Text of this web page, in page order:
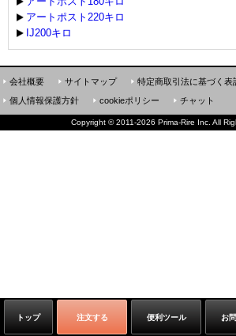
アートポスト220キロ
IJ200キロ
トップ 注文する 便利ツール お
会社概要 サイトマップ 特定商取引法に基づく表
個人情報保護方針
cookieポリシー チャット
Copyright ©2011-2026 Prima-Rire Inc. All